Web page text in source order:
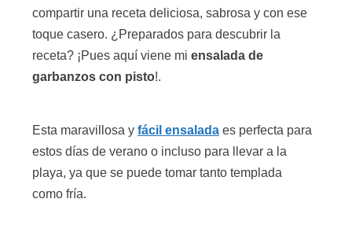
compartir una receta deliciosa, sabrosa y con ese
toque casero. ¿Preparados para descubrir la
receta? ¡Pues aquí viene mi ensalada de
garbanzos con pisto!.
Esta maravillosa y fácil ensalada es perfecta para
estos días de verano o incluso para llevar a la
playa, ya que se puede tomar tanto templada
como fría.